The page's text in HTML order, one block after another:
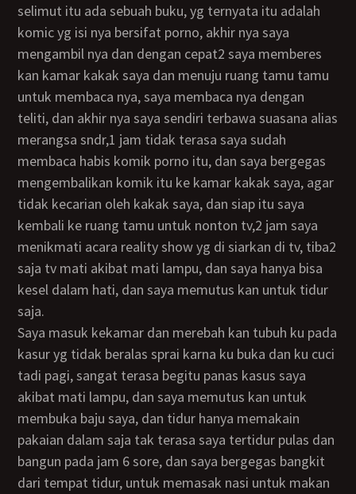
selimut itu ada sebuah buku, yg ternyata itu adalah
komic yg isi nya bersifat porno, akhir nya saya
mengambil nya dan dengan cepat2 saya memberes
kan kamar kakak saya dan menuju ruang tamu tamu
untuk membaca nya, saya membaca nya dengan
teliti, dan akhir nya saya sendiri terbawa suasana alias
merangsa sndr,1 jam tidak terasa saya sudah
membaca habis komik porno itu, dan saya bergegas
mengembalikan komik itu ke kamar kakak saya, agar
tidak kecarian oleh kakak saya, dan siap itu saya
kembali ke ruang tamu untuk nonton tv,2 jam saya
menikmati acara reality show yg di siarkan di tv, tiba2
saja tv mati akibat mati lampu, dan saya hanya bisa
kesel dalam hati, dan saya memutus kan untuk tidur
saja.
saya masuk kekamar dan merebah kan tubuh ku pada
kasur yg tidak beralas sprai karna ku buka dan ku cuci
tadi pagi, sangat terasa begitu panas kasus saya
akibat mati lampu, dan saya memutus kan untuk
membuka baju saya, dan tidur hanya memakain
pakaian dalam saja tak terasa saya tertidur pulas dan
bangun pada jam 6 sore, dan saya bergegas bangkit
dari tempat tidur, untuk memasak nasi untuk makan